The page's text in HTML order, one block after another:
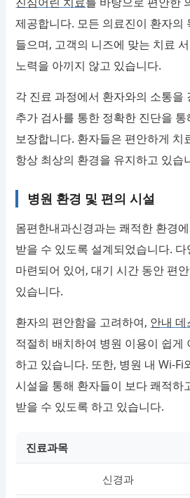
제공합니다. 모든 의료진이 환자의
들으며, 고객의 니즈에 맞는 치료
노력을 아끼지 않고 있습니다.
각 진료 과정에서 환자와의 소통을
추가 검사를 통한 정확한 진단을
보장합니다. 환자들은 편안하게 치
항상 최상의 환경을 유지하고 있습
병원 환경 및 편의 시설
몸편한내과신경과는 쾌적한 환경
받을 수 있도록 설계되었습니다.
마련되어 있어, 대기 시간 동안 편
있습니다.
환자의 편안함을 고려하여, 안내 데
적절히 배치하여 병원 이용이 쉽게
하고 있습니다. 또한, 병원 내 Wi-Fi
시설을 통해 환자들이 보다 쾌적하
받을 수 있도록 하고 있습니다.
진료과목
신경과